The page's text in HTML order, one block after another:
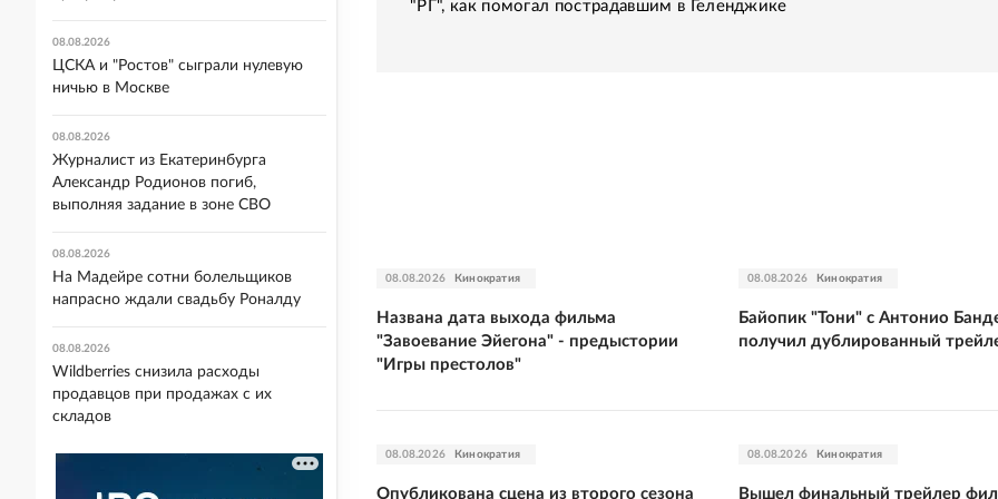
"РГ", как помогал пострадавшим в Геленджике
08.08.2026 Кинократия
Названа дата выхода фильма
"Завоевание Эйегона" - предыстории
"Игры престолов"
08.08.2026 Кинократия
Байопик "Тони" с Антонио
получил дублированный
08.08.2026 Кинократия
Опубликована сцена из второго сезона
08.08.2026 Кинократия
Вышел финальный трейлер
08.08.2026
ЦСКА и "Ростов" сыграли нулевую
ничью в Москве
08.08.2026
Журналист из Екатеринбурга
Александр Родионов погиб,
выполняя задание в зоне СВО
08.08.2026
На Мадейре сотни болельщиков
напрасно ждали свадьбу Роналду
08.08.2026
Wildberries снизила расходы
продавцов при продажах с их
складов